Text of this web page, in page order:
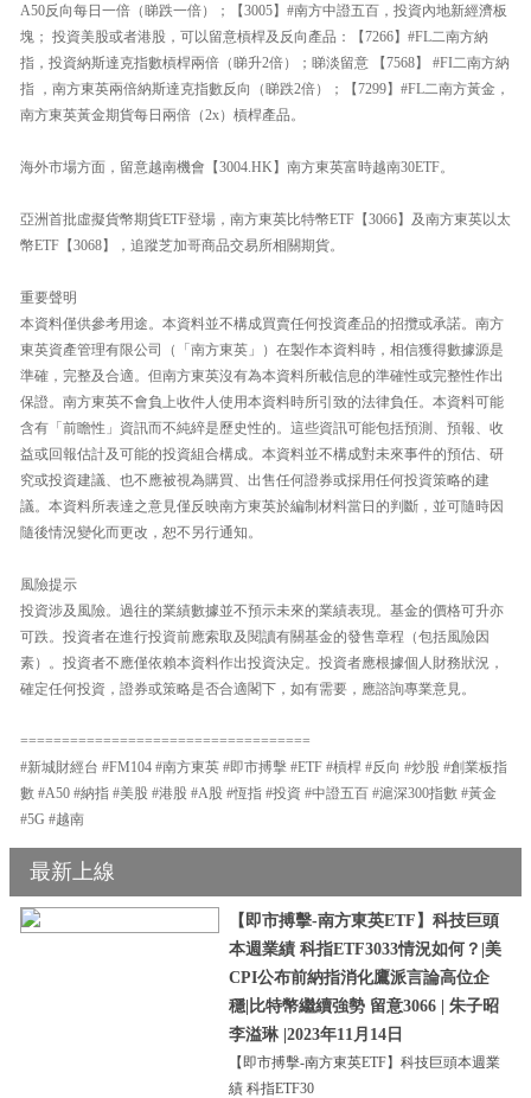
A50反向每日一倍（睇跌一倍）；【3005】#南方中證五百，投資內地新經濟板
塊； 投資美股或者港股，可以留意槓桿及反向產品：【7266】#FL二南方納
指，投資納斯達克指數槓桿兩倍（睇升2倍）；睇淡留意 【7568】 #FI二南方納
指 ，南方東英兩倍納斯達克指數反向（睇跌2倍）；【7299】#FL二南方黃金，
南方東英黃金期貨每日兩倍（2x）槓桿產品。
海外市場方面，留意越南機會【3004.HK】南方東英富時越南30ETF。
亞洲首批虛擬貨幣期貨ETF登場，南方東英比特幣ETF【3066】及南方東英以太
幣ETF【3068】，追蹤芝加哥商品交易所相關期貨。
重要聲明
本資料僅供參考用途。本資料並不構成買賣任何投資產品的招攬或承諾。南方
東英資產管理有限公司（「南方東英」）在製作本資料時，相信獲得數據源是
準確，完整及合適。但南方東英沒有為本資料所載信息的準確性或完整性作出
保證。南方東英不會負上收件人使用本資料時所引致的法律負任。本資料可能
含有「前瞻性」資訊而不純綷是歷史性的。這些資訊可能包括預測、預報、收
益或回報估計及可能的投資組合構成。本資料並不構成對未來事件的預估、研
究或投資建議、也不應被視為購買、出售任何證券或採用任何投資策略的建
議。本資料所表達之意見僅反映南方東英於編制材料當日的判斷，並可隨時因
隨後情況變化而更改，恕不另行通知。
風險提示
投資涉及風險。過往的業績數據並不預示未來的業績表現。基金的價格可升亦
可跌。投資者在進行投資前應索取及閱讀有關基金的發售章程（包括風險因
素）。投資者不應僅依賴本資料作出投資決定。投資者應根據個人財務狀況，
確定任何投資，證券或策略是否合適閣下，如有需要，應諮詢專業意見。
===================================
#新城財經台 #FM104 #南方東英 #即市搏擊 #ETF #槓桿 #反向 #炒股 #創業板指
數 #A50 #納指 #美股 #港股 #A股 #恆指 #投資 #中證五百 #滬深300指數 #黃金
#5G #越南
最新上線
【即市搏擊-南方東英ETF】科技巨頭
本週業績 科指ETF3033情況如何？|美
CPI公布前納指消化鷹派言論高位企
穩|比特幣繼續強勢 留意3066 | 朱子昭
李溢琳 |2023年11月14日
【即市搏擊-南方東英ETF】科技巨頭本週業
績 科指ETF30